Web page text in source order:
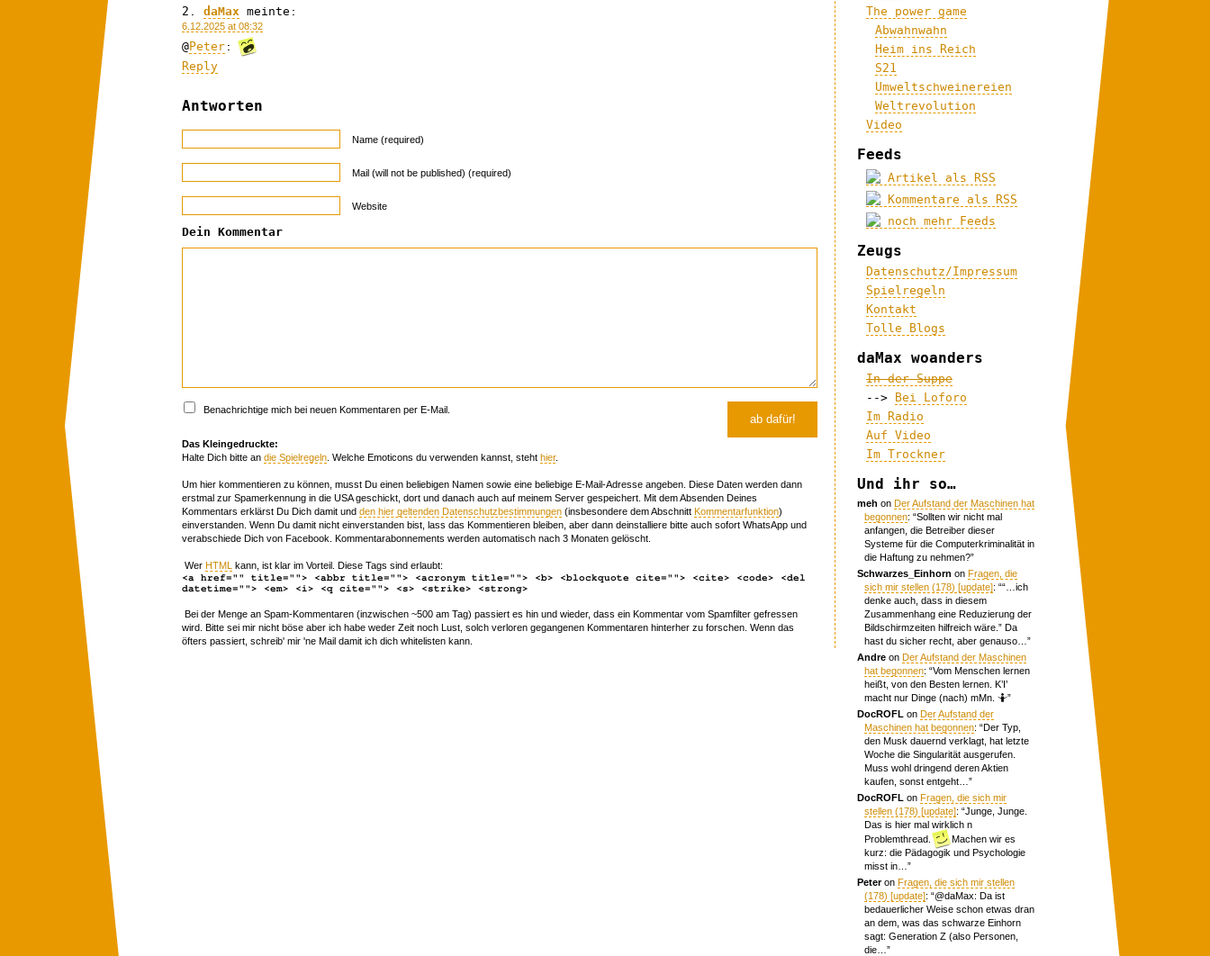
daMax meinte:
6.12.2025 at 08:32
@Peter :
Reply
Antworten
Name (required)
Mail (will not be published) (required)
Website
Dein Kommentar
Benachrichtige mich bei neuen Kommentaren per E-Mail.
Das Kleingedruckte:
Halte Dich bitte an die Spielregeln . Welche Emoticons du verwenden kannst, steht hier.
Um hier kommentieren zu können, musst Du einen beliebigen Namen sowie eine beliebige E-Mail-Adresse angeben. Diese Daten werden dann
erstmal zur Spamerkennung in die USA geschickt, dort und danach auch auf meinem Server gespeichert. Mit dem Absenden Deines
Kommentars erklärst Du Dich damit und den hier geltenden Datenschutzbestimmungen (insbesondere dem Abschnitt Kommentarfunktion)
einverstanden. Wenn Du damit nicht einverstanden bist, lass das Kommentieren bleiben, aber dann deinstalliere bitte auch sofort WhatsApp und
verabschiede Dich von Facebook. Kommentarabonnements werden automatisch nach 3 Monaten gelöscht.
Wer HTML kann, ist klar im Vorteil. Diese Tags sind erlaubt:
<a href="" title=""> <abbr title=""> <acronym title=""> <b> <blockquote cite=""> <cite> <code> <del
datetime=""> <em> <i> <q cite=""> <s> <strike> <strong>
Bei der Menge an Spam-Kommentaren (inzwischen ~500 am Tag) passiert es hin und wieder, dass ein Kommentar vom Spamfilter gefressen
wird. Bitte sei mir nicht böse aber ich habe weder Zeit noch Lust, solch verloren gegangenen Kommentaren hinterher zu forschen. Wenn das
öfters passiert, schreib' mir 'ne Mail damit ich dich whitelisten kann.
The power game
Abwahnwahn
Heim ins Reich
S21
Umweltschweinereien
Weltrevolution
Video
Feeds
Artikel als RSS
Kommentare als RSS
noch mehr Feeds
Zeugs
Datenschutz/Impressum
Spielregeln
Kontakt
Tolle Blogs
daMax woanders
In der Suppe
-->
Bei Loforo
Im Radio
Auf Video
Im Trockner
Und ihr so…
meh onDer Aufstand der Maschinen hat
begonnen: “Sollten wir nicht mal
anfangen, die Betreiber dieser
Systeme für die Computerkriminalität in
die Haftung zu nehmen?”
Schwarzes_Einhorn onFragen, die
sich mir stellen (178) [update]: ““…ich
denke auch, dass in diesem
Zusammenhang eine Reduzierung der
Bildschirmzeiten hilfreich wäre.” Da
hast du sicher recht, aber genauso… ”
Andre onDer Aufstand der Maschinen
hat begonnen: “Vom Menschen lernen
heißt, von den Besten lernen. K’I’
macht nur Dinge (nach) mMn. 🤷”
DocROFL onDer Aufstand der
Maschinen hat begonnen: “Der Typ,
den Musk dauernd verklagt, hat letzte
Woche die Singularität ausgerufen.
Muss wohl dringend deren Aktien
kaufen, sonst entgeht… ”
DocROFL onFragen, die sich mir
stellen (178) [update]: “Junge, Junge.
Das is hier mal wirklich n
Problemthread.
Machen wir es
kurz: die Pädagogik und Psychologie
misst in… ”
PeteronFragen, die sich mir stellen
(178) [update]: “@daMax: Da ist
bedauerlicher Weise schon etwas dran
an dem, was das schwarze Einhorn
sagt: Generation Z (also Personen,
die… ”